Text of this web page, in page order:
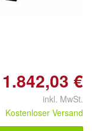
1.842,03 €
inkl. MwSt.
Kostenloser Versand